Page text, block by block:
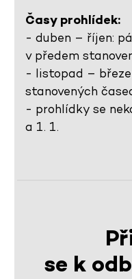
Časy prohlídek:
- duben – říjen:
v předem
- listopad –
stanovených
- prohlídky se
a 1. 1.
se k